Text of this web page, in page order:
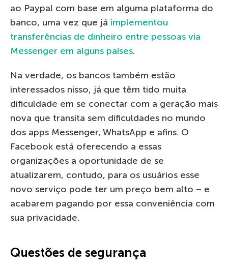
ao Paypal com base em alguma plataforma do
banco, uma vez que já implementou
transferências de dinheiro entre pessoas via
Messenger em alguns países.
Na verdade, os bancos também estão
interessados nisso, já que têm tido muita
dificuldade em se conectar com a geração mais
nova que transita sem dificuldades no mundo
dos apps Messenger, WhatsApp e afins. O
Facebook está oferecendo a essas
organizações a oportunidade de se
atualizarem, contudo, para os usuários esse
novo serviço pode ter um preço bem alto – e
acabarem pagando por essa conveniência com
sua privacidade.
Questões de segurança